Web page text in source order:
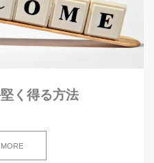
く得る方法